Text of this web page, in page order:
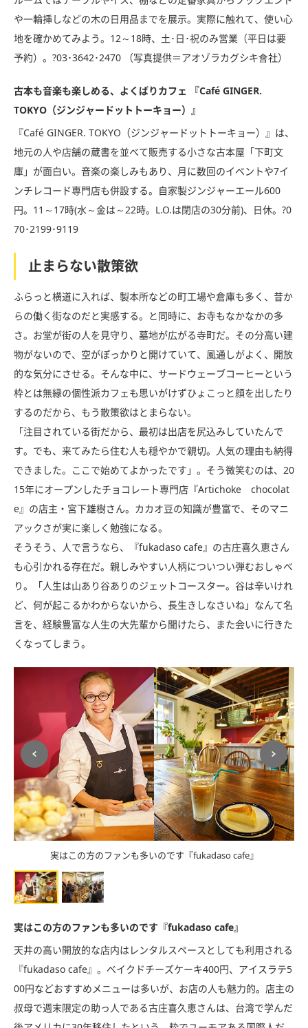
や一輪挿しなどの木の日用品までを展示。実際に触れて、使い心
地を確かめてみよう。12～18時、土･日･祝のみ営業（平日は要
予約）。?03･3642･2470 （写真提供＝アオゾラカグシキ會社）
古本も音楽も楽しめる、よくばりカフェ 『Café GINGER.
TOKYO（ジンジャードットトーキョー）』
『Café GINGER. TOKYO（ジンジャードットトーキョー）』は、
地元の人や店舗の蔵書を並べて販売する小さな古本屋「下町文
庫」が面白い。音楽の楽しみもあり、月に数回のイベントや7イ
ンチレコード専門店も併設する。自家製ジンジャーエール600
円。11～17時(水～金は～22時。L.O.は閉店の30分前)、日休。?0
70･2199･9119
止まらない散策欲
ふらっと横道に入れば、製本所などの町工場や倉庫も多く、昔か
らの働く街なのだと実感する。と同時に、お寺もなかなかの多
さ。お堂が街の人を見守り、墓地が広がる寺町だ。その分高い建
物がないので、空がぽっかりと開けていて、風通しがよく、開放
的な気分にさせる。そんな中に、サードウェーブコーヒーという
枠とは無縁の個性派カフェも思いがけずひょこっと顔を出したり
するのだから、もう散策欲はとまらない。
「注目されている街だから、最初は出店を尻込みしていたんで
す。でも、来てみたら住む人も穏やかで親切。人気の理由も納得
できました。ここで始めてよかったです」。そう微笑むのは、20
15年にオープンしたチョコレート専門店『Artichoke chocolat
e』の店主・宮下雄樹さん。カカオ豆の知識が豊富で、そのマニ
アックさが実に楽しく勉強になる。
そうそう、人で言うなら、『fukadaso cafe』の古庄喜久恵さん
も心引かれる存在だ。親しみやすい人柄についつい弾むおしゃべ
り。「人生は山あり谷ありのジェットコースター。谷は辛いけれ
ど、何が起こるかわからないから、長生きしなさいね」なんて名
言を、経験豊富な人生の大先輩から聞けたら、また会いに行きた
くなってしまう。
実はこの方のファンも多いのです『fukadaso cafe』
実はこの方のファンも多いのです『fukadaso cafe』
天井の高い開放的な店内はレンタルスペースとしても利用される
『fukadaso cafe』。ベイクドチーズケーキ400円、アイスラテ5
00円などおすすめメニューは多いが、お店の人も魅力的。店主の
叔母で週末限定の助っ人である古庄喜久恵さんは、台湾で学んだ